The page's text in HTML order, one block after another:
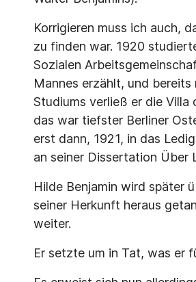
Korrigieren muss ich auch,
zu finden war. 1920
Sozialen
Mannes erzählt, und
Studiums verließ er die
das war tiefster Berliner
erst dann, 1921, in das
an seiner Dissertation Über
Hilde Benjamin wird später
seiner Herkunft heraus
weiter.
Er setzte um in Tat, was er